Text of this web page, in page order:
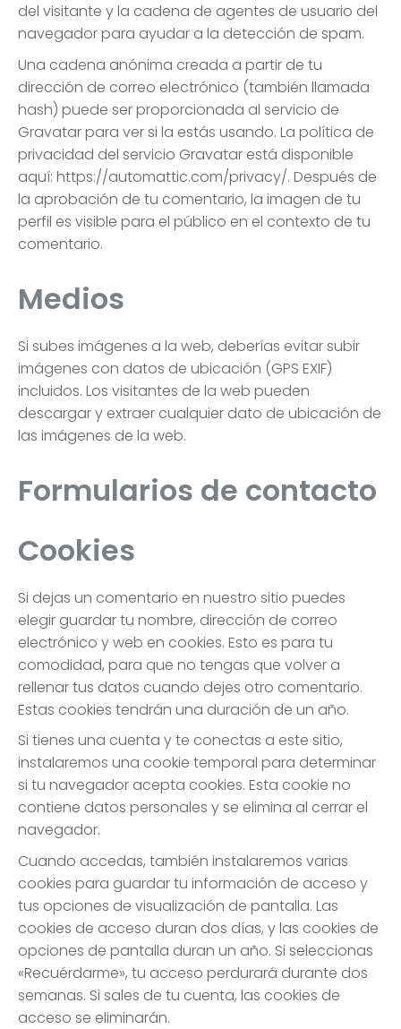
del visitante y la cadena de agentes de usuario del
navegador para ayudar a la detección de spam.
Una cadena anónima creada a partir de tu
dirección de correo electrónico (también llamada
hash) puede ser proporcionada al servicio de
Gravatar para ver si la estás usando. La política de
privacidad del servicio Gravatar está disponible
aquí: https://automattic.com/privacy/. Después de
la aprobación de tu comentario, la imagen de tu
perfil es visible para el público en el contexto de tu
comentario.
Medios
Si subes imágenes a la web, deberías evitar subir
imágenes con datos de ubicación (GPS EXIF)
incluidos. Los visitantes de la web pueden
descargar y extraer cualquier dato de ubicación de
las imágenes de la web.
Formularios de contacto
Cookies
Si dejas un comentario en nuestro sitio puedes
elegir guardar tu nombre, dirección de correo
electrónico y web en cookies. Esto es para tu
comodidad, para que no tengas que volver a
rellenar tus datos cuando dejes otro comentario.
Estas cookies tendrán una duración de un año.
Si tienes una cuenta y te conectas a este sitio,
instalaremos una cookie temporal para determinar
si tu navegador acepta cookies. Esta cookie no
contiene datos personales y se elimina al cerrar el
navegador.
Cuando accedas, también instalaremos varias
cookies para guardar tu información de acceso y
tus opciones de visualización de pantalla. Las
cookies de acceso duran dos días, y las cookies de
opciones de pantalla duran un año. Si seleccionas
«Recuérdarme», tu acceso perdurará durante dos
semanas. Si sales de tu cuenta, las cookies de
acceso se eliminarán.